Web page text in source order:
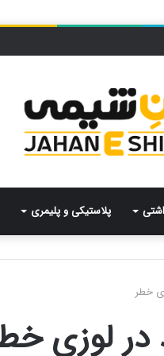
پلاستیکی و پلیمری
خطر
در لوزی